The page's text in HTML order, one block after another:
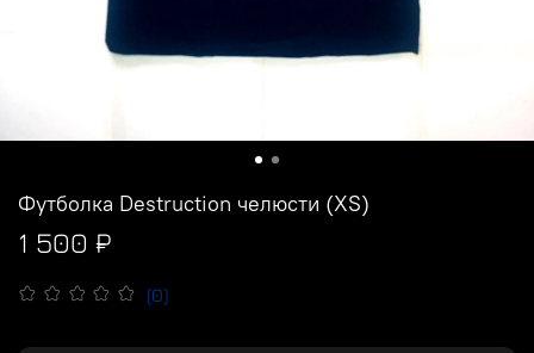
(0)
Футболка Destruction челюсти (XS)
1 500 ₽